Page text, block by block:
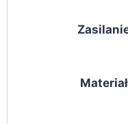
Materiał